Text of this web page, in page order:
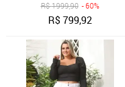
R$1999,90 - 60%
R$799,92